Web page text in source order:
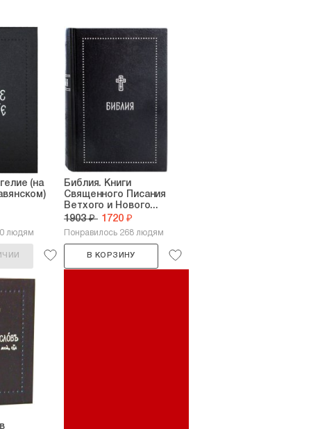
(на
людям
Библия. Книги
Священного Писания
Ветхого и Нового...
1903 ₽ 1720 ₽
Понравилось 268 людям
В КОРЗИНУ